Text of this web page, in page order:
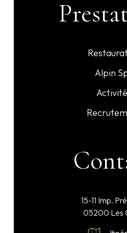
Alpin
15-11 Imp.
05200 Les